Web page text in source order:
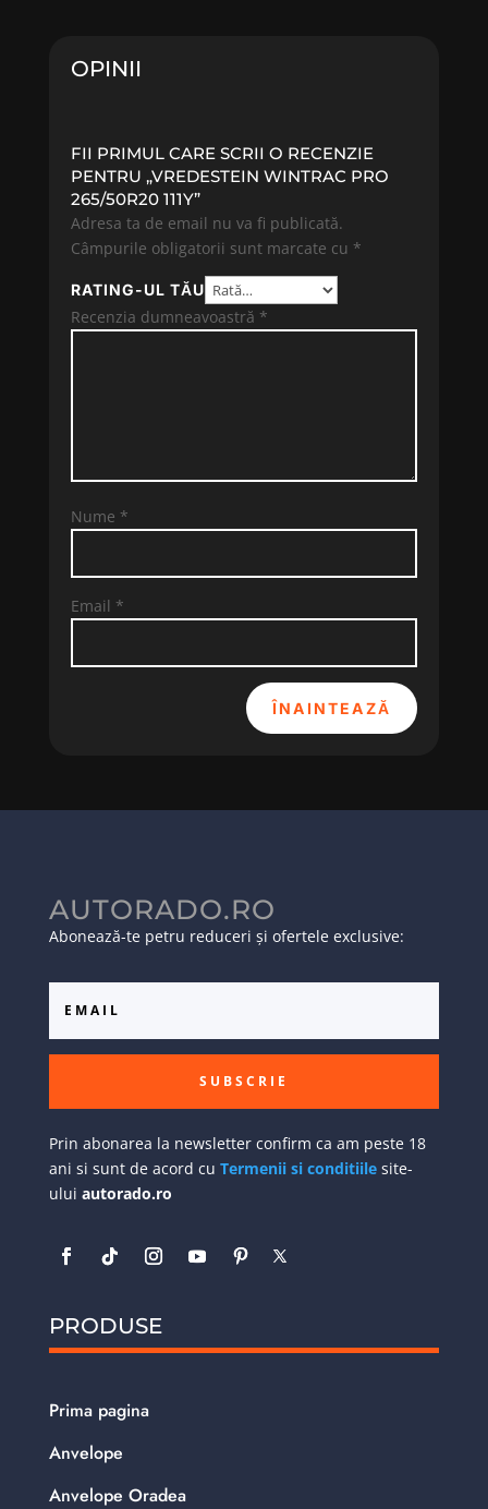
OPINII
FII PRIMUL CARE SCRII O RECENZIE
PENTRU „VREDESTEIN WINTRAC PRO
265/50R20 111Y”
Adresa ta de email nu va fi publicată.
Câmpurile obligatorii sunt marcate cu *
RATING-UL TĂU
Recenzia dumneavoastră *
Nume *
Email *
ÎNAINTEAZĂ
AUTORADO.RO
Abonează-te petru reduceri și ofertele exclusive:
SUBSCRIE
Prin abonarea la newsletter confirm ca am peste 18
ani si sunt de acord cu Termenii si conditiilesite-
ului autorado.ro
PRODUSE
Prima pagina
Anvelope
Anvelope Oradea